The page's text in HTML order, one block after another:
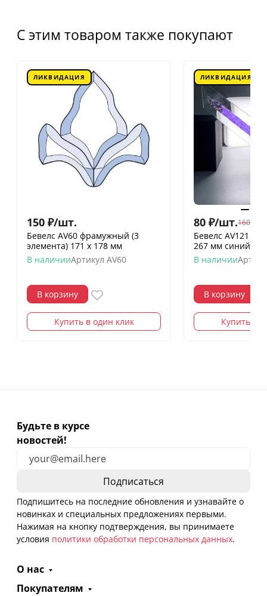
С этим товаром также покупают
ЛИКВИДАЦИЯ
150 ₽/шт.
Бевелс AV60 фрамужный (3
элемента) 171 х 178 мм
В наличииАртикул AV60
В корзину
Купить в один клик
ЛИКВИДАЦИЯ
80 ₽/шт.160
Бевелс AV121
267 мм синий
В наличии
В корзину
Купить в
Будьте в курсе
новостей!
Подпишитесь на последние обновления и узнавайте о
новинках и специальных предложениях первыми.
Нажимая на кнопку подтверждения, вы принимаете
условия политики обработки персональных данных.
О нас
Покупателям